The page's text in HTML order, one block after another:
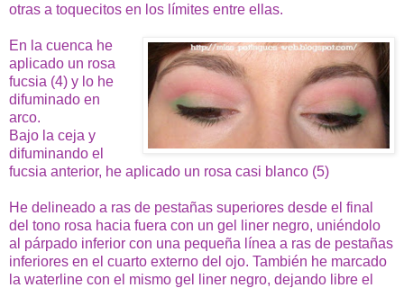
otras a toquecitos en los límites entre ellas.
En la cuenca he
aplicado un rosa
fucsia (4) y lo he
difuminado en
arco.
Bajo la ceja y
difuminando el
fucsia anterior, he aplicado un rosa casi blanco (5)
He delineado a ras de pestañas superiores desde el final
del tono rosa hacia fuera con un gel liner negro, uniéndolo
al párpado inferior con una pequeña línea a ras de pestañas
inferiores en el cuarto externo del ojo. También he marcado
la waterline con el mismo gel liner negro, dejando libre el